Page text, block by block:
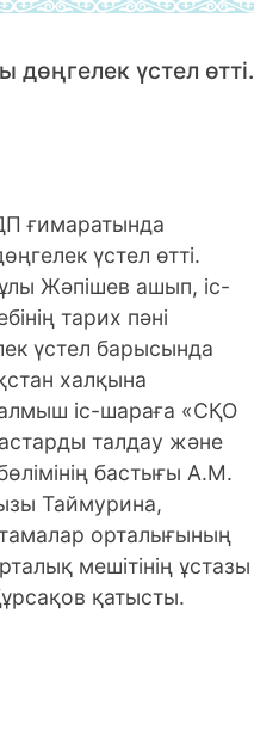
үстел өтті.
ғимаратында
үстел өтті.
Жәпішев ашып, іс-
тарих пәні
үстел барысында
халқына
іс-шараға «СҚО
талдау және
бастығы А.М.
Таймурина,
орталығының
мешітінің ұстазы
қатысты.